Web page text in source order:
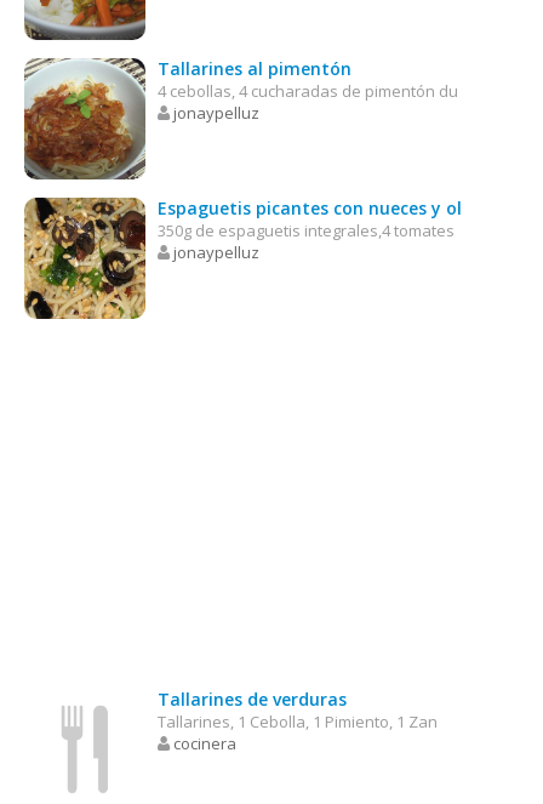
Tallarines al pimentón
4 cebollas, 4 cucharadas de pimentón du
jonaypelluz
Espaguetis picantes con nueces y ol
350g de espaguetis integrales,4 tomates
jonaypelluz
Tallarines de verduras
Tallarines, 1 Cebolla, 1 Pimiento, 1 Zan
cocinera